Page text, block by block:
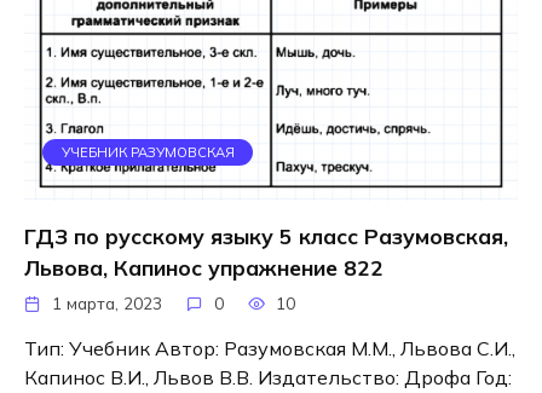
УЧЕБНИК РАЗУМОВСКАЯ
ГДЗ по русскому языку 5 класс Разумовская,
Львова, Капинос упражнение 822
1 марта, 2023 0 10
Тип: Учебник Автор: Разумовская М.М., Львова С.И.,
Капинос В.И., Львов В.В. Издательство: Дрофа Год: